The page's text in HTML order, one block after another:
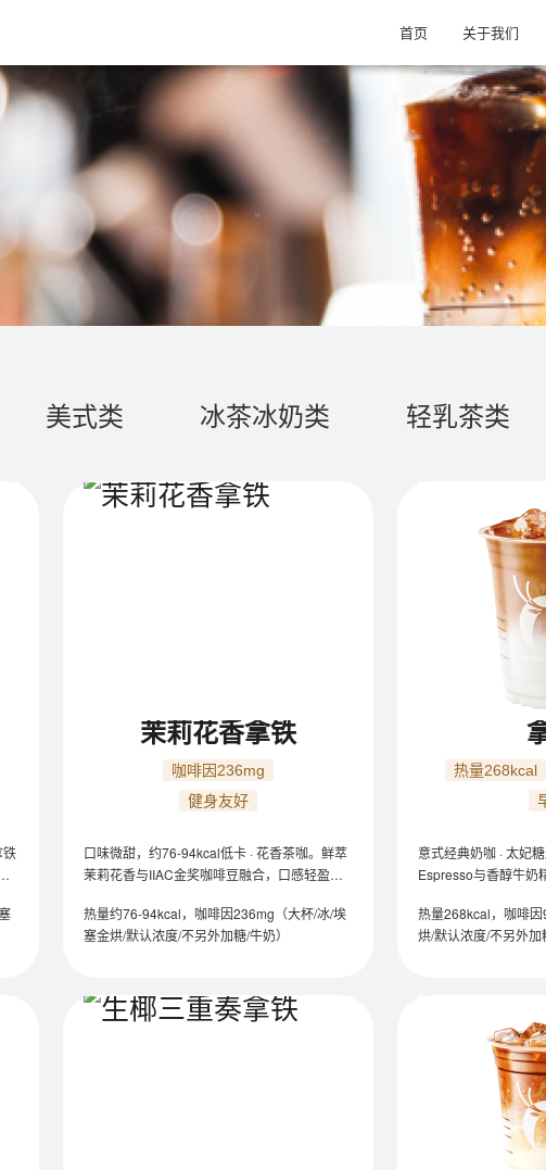
关于我们
首页
美式类 冰茶冰奶类 轻乳茶类
铁
茉莉花香拿铁
咖啡因236mg
健身友好
口味微甜，约76-94kcal低卡 · 花香茶咖。鲜萃
茉莉花香与IIAC金奖咖啡豆融合，口感轻盈丝
热量约76-94kcal，咖啡因236mg（大杯/冰/埃
塞金烘/默认浓度/不另外加糖/牛奶）
热量268kcal
意式经典奶咖 · 太妃糖
Espresso与香醇牛奶
热量268kcal，咖啡
烘/默认浓度/不另外加